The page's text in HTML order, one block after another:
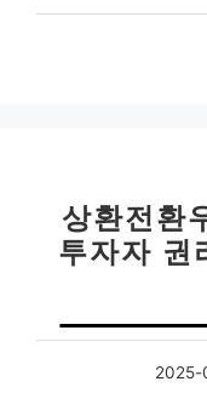
상환전환
투자자 권
2025-